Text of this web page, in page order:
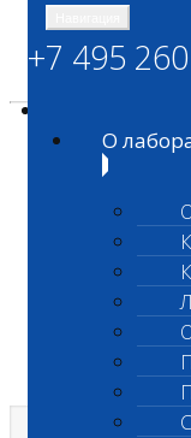
+7 495
О